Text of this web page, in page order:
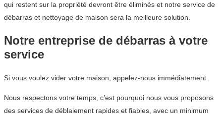
qui restent sur la propriété devront être éliminés et notre service de
débarras et nettoyage de maison sera la meilleure solution.
Notre entreprise de débarras à votre
service
Si vous voulez vider votre maison, appelez-nous immédiatement.
Nous respectons votre temps, c’est pourquoi nous vous proposons
des services de déblaiement rapides et fiables, avec un minimum